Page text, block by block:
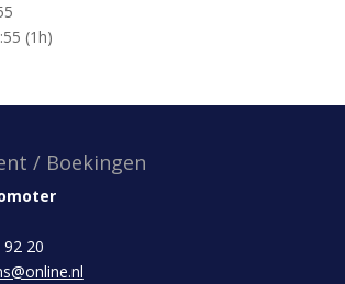
(1h)
/ Boekingen
20